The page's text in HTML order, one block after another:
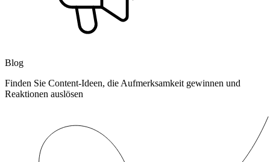
Blog
Finden Sie Content-Ideen, die Aufmerksamkeit gewinnen und
Reaktionen auslösen